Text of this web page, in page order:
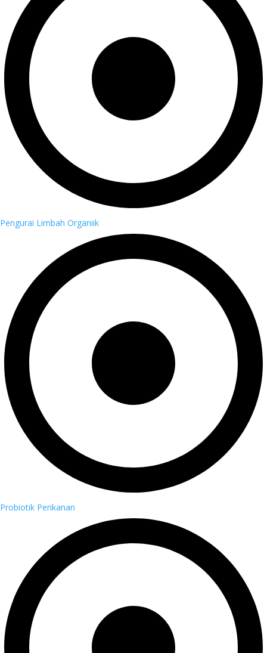
Pengurai Limbah Organiik
Probiotik Perikanan